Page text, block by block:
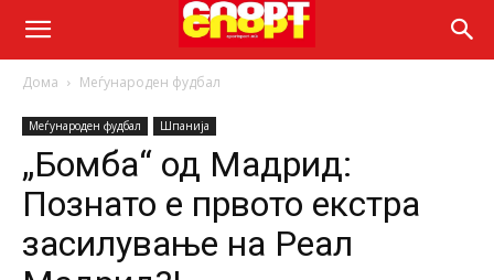
Дома Меѓународен фудбал
Меѓународен фудбал Шпанија
„Бомба“ од Мадрид:
Познато е првото екстра
засилување на Реал